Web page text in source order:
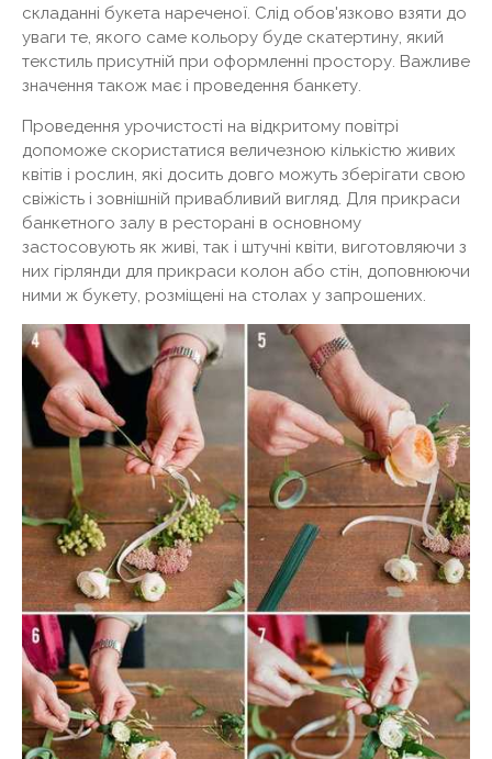
складанні букета нареченої. Слід обов'язково взяти до
уваги те, якого саме кольору буде скатертину, який
текстиль присутній при оформленні простору. Важливе
значення також має і проведення банкету.
Проведення урочистості на відкритому повітрі
допоможе скористатися величезною кількістю живих
квітів і рослин, які досить довго можуть зберігати свою
свіжість і зовнішній привабливий вигляд. Для прикраси
банкетного залу в ресторані в основному
застосовують як живі, так і штучні квіти, виготовляючи з
них гірлянди для прикраси колон або стін, доповнюючи
ними ж букету, розміщені на столах у запрошених.